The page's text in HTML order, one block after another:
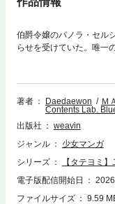
伯爵令嬢のパノラ・セル
らせを受けていた。唯一
であった。自ら命を絶つ
れにしようとしたとこ
そして彼女は、二度目の
とを決心する。しかし、
の人がなぜか以前とは違
著者 Daedaewon Ｍ
Contents Lab.
出版社
weavin
ジャンル
少女マンガ
シリーズ
【タテヨミ
電子版配信開始日
ファイルサイズ
9.59